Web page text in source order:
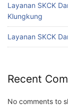
Layanan SKCK
Klungkung
Layanan SKCK
Recent
No comments to